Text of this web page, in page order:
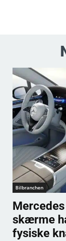
Bilbranchen
skærme
fysiske